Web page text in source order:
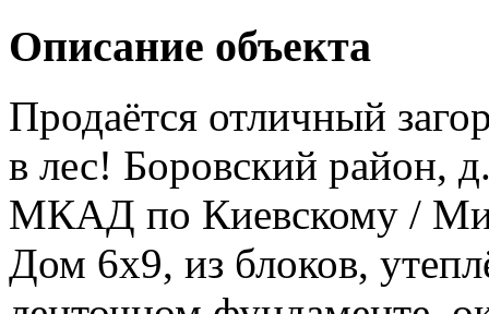
Описание объекта
Продаётся отличный
в лес! Боровский район,
МКАД по Киевскому /
Дом 6х9, из блоков,